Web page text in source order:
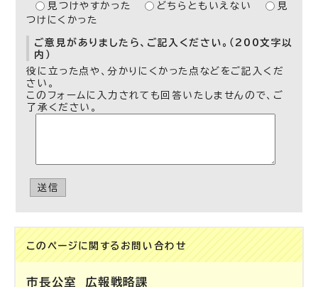
見つけやすかった
どちらともいえない
見
つけにくかった
ご意見がありましたら、ご記入ください。（200文字以
内）
役に立った点や、分かりにくかった点などをご記入くだ
さい。
このフォームに入力されても回答いたしませんので、ご
了承ください。
送信
このページに関する お問い合わせ
市長公室 広報戦略課